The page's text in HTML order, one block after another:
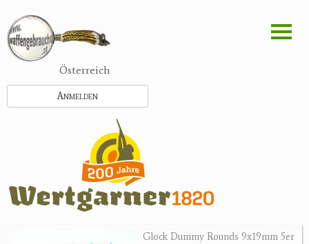
zum
Inhalt
Österreich
Anmelden
Glock Dummy Rounds 9x19mm 5er